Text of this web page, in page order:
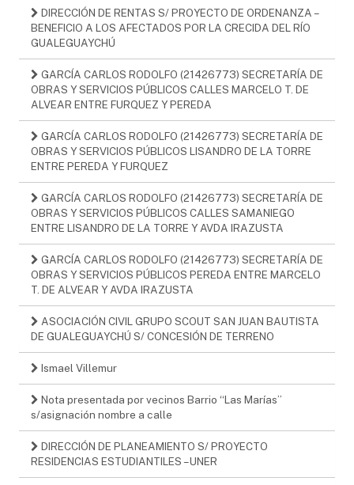
DIRECCIÓN DE RENTAS S/ PROYECTO DE ORDENANZA –
BENEFICIO A LOS AFECTADOS POR LA CRECIDA DEL RÍO
GUALEGUAYCHÚ
GARCÍA CARLOS RODOLFO (21426773) SECRETARÍA DE
OBRAS Y SERVICIOS PÚBLICOS CALLES MARCELO T. DE
ALVEAR ENTRE FURQUEZ Y PEREDA
GARCÍA CARLOS RODOLFO (21426773) SECRETARÍA DE
OBRAS Y SERVICIOS PÚBLICOS LISANDRO DE LA TORRE
ENTRE PEREDA Y FURQUEZ
GARCÍA CARLOS RODOLFO (21426773) SECRETARÍA DE
OBRAS Y SERVICIOS PÚBLICOS CALLES SAMANIEGO
ENTRE LISANDRO DE LA TORRE Y AVDA IRAZUSTA
GARCÍA CARLOS RODOLFO (21426773) SECRETARÍA DE
OBRAS Y SERVICIOS PÚBLICOS PEREDA ENTRE MARCELO
T. DE ALVEAR Y AVDA IRAZUSTA
ASOCIACIÓN CIVIL GRUPO SCOUT SAN JUAN BAUTISTA
DE GUALEGUAYCHÚ S/ CONCESIÓN DE TERRENO
Ismael Villemur
Nota presentada por vecinos Barrio “Las Marías”
s/asignación nombre a calle
DIRECCIÓN DE PLANEAMIENTO S/ PROYECTO
RESIDENCIAS ESTUDIANTILES – UNER